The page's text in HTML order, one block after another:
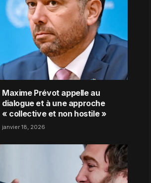
Maxime Prévot appelle au
dialogue et à une approche
« collective et non hostile »
janvier 18, 2026